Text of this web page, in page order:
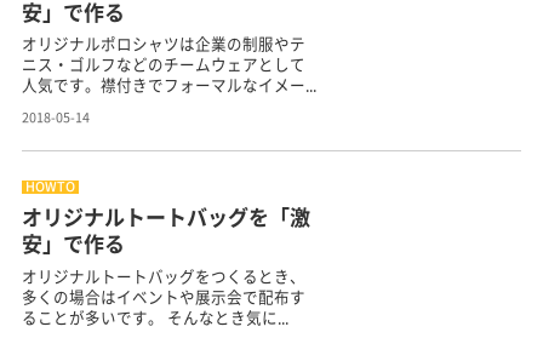
安」で作る
オリジナルポロシャツは企業の制服やテ
ニス・ゴルフなどのチームウェアとして
人気です。襟付きでフォーマルなイメー...
2018-05-14
HOWTO
オリジナルトートバッグを「激
安」で作る
オリジナルトートバッグをつくるとき、
多くの場合はイベントや展示会で配布す
ることが多いです。 そんなとき気に...